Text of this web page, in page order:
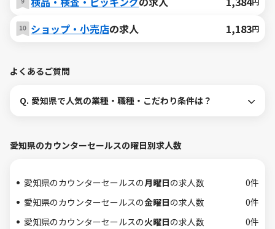
ショップ・小売店の求人 1,183円
よくあるご質問
Q. 愛知県で人気の業種・職種・こだわり条件は？
愛知県のカウンターセールスの曜日別求人数
愛知県のカウンターセールスの月曜日の求人数
0件
愛知県のカウンターセールスの金曜日の求人数
0件
愛知県のカウンターセールスの火曜日の求人数
0件